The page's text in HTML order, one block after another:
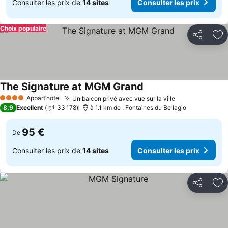
Consulter les prix de 14 sites Consulter les prix
Partager
Choix populaire
4 Étoiles Appart’hôtel Un balcon privé avec vue sur la villeConsulter les
The Signature at MGM Grand
8,9 Excellent 33 178 à 1.1 km de : Fontaines du Bellagio
De 95 €
Consulter les prix de 14 sites Consulter les prix
Partager